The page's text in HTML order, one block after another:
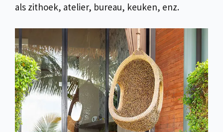
als zithoek, atelier, bureau, keuken, enz.